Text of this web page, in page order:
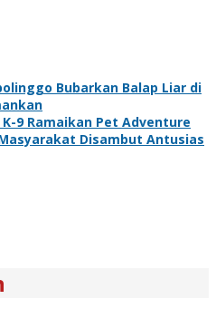
Bubarkan Balap Liar di
9 Ramaikan Pet Adventure
Disambut Antusias